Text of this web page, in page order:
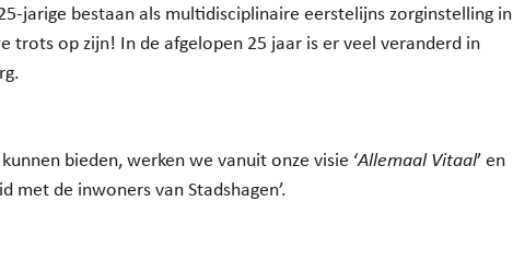
jarige bestaan als multidisciplinaire eerstelijns zorginstelling in
trots op zijn! In de afgelopen 25 jaar is er veel veranderd in
bieden, werken we vanuit onze visie ‘Allemaal Vitaal’ en
met de inwoners van Stadshagen’.